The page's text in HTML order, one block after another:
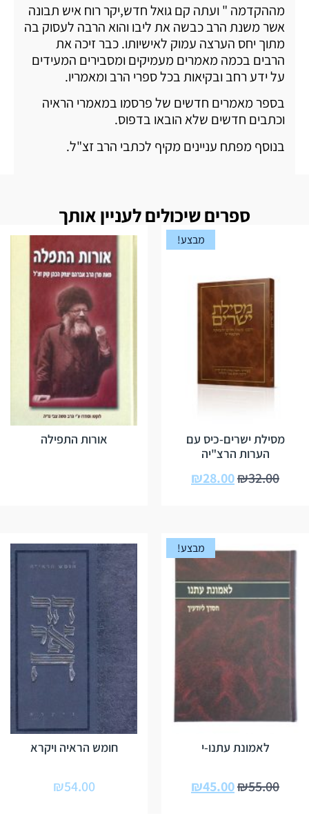
מההקדמה " ועתה קם גואל חדש,יקר רוח איש תבונה
אשר משנת הרב כבשה את ליבו והוא הרבה לעסוק בה
מתוך יחס הערצה עמוק לאישיותו. כבר זיכה את
הרבים בכמה מאמרים מעמיקים ומסבירים המעידים
על ידע רחב ובקיאות בכל ספרי הרב ומאמריו.
בספר מאמרים חדשים של פרסמו במאמרי הראיה
וכתבים חדשים שלא הובאו בדפוס.
בנוסף מפתח עניינים מקיף לכתבי הרב זצ"ל.
ספרים שיכולים לעניין אותך
מבצע!
מסילת ישרים-כיס עם
הערות הרצ"יה
₪32.00
₪28.00
אורות התפילה
מבצע!
לאמונת עתנו-י
₪55.00
₪45.00
חומש הראיה ויקרא
₪54.00